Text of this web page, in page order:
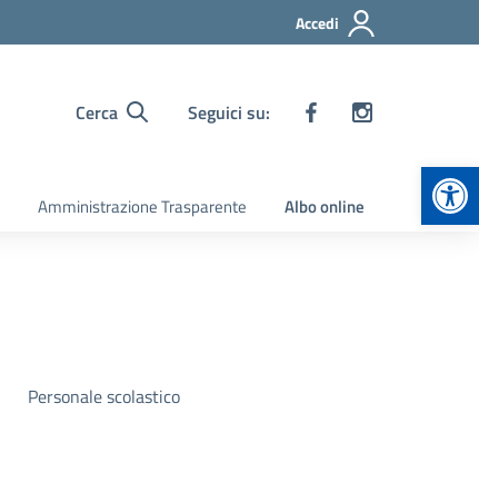
Accedi
Cerca Seguici su:
Amministrazione Trasparente Albo online
Personale scolastico